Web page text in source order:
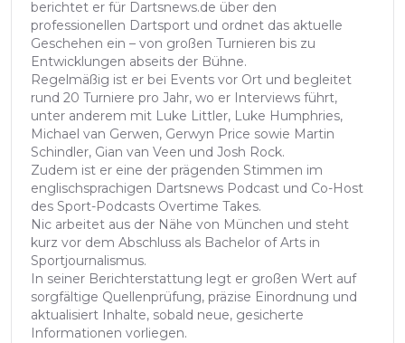
berichtet er für Dartsnews.de über den
professionellen Dartsport und ordnet das aktuelle
Geschehen ein – von großen Turnieren bis zu
Entwicklungen abseits der Bühne.
Regelmäßig ist er bei Events vor Ort und begleitet
rund 20 Turniere pro Jahr, wo er Interviews führt,
unter anderem mit Luke Littler, Luke Humphries,
Michael van Gerwen, Gerwyn Price sowie Martin
Schindler, Gian van Veen und Josh Rock.
Zudem ist er eine der prägenden Stimmen im
englischsprachigen Dartsnews Podcast und Co-Host
des Sport-Podcasts Overtime Takes.
Nic arbeitet aus der Nähe von München und steht
kurz vor dem Abschluss als Bachelor of Arts in
Sportjournalismus.
In seiner Berichterstattung legt er großen Wert auf
sorgfältige Quellenprüfung, präzise Einordnung und
aktualisiert Inhalte, sobald neue, gesicherte
Informationen vorliegen.